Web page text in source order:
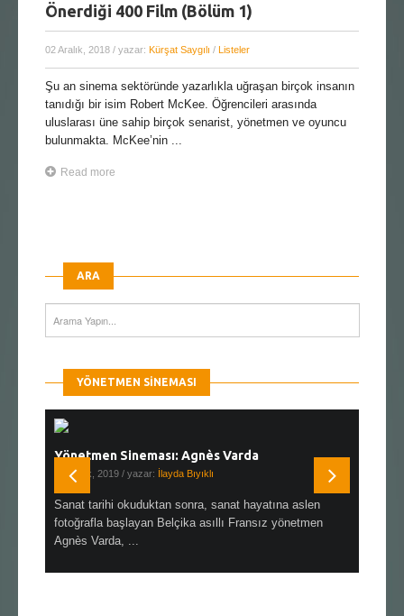
Önerdiği 400 Film (Bölüm 1)
02 Aralık, 2018 / yazar: Kürşat Saygılı / Listeler
Şu an sinema sektöründe yazarlıkla uğraşan birçok insanın
tanıdığı bir isim Robert McKee. Öğrencileri arasında
uluslarası üne sahip birçok senarist, yönetmen ve oyuncu
bulunmakta. McKee’nin ...
Read more
ARA
YÖNETMEN SINEMASI
Yönetmen Sineması: Agnès Varda
19 Ocak, 2019 / yazar: İlayda Bıyıklı
Sanat tarihi okuduktan sonra, sanat hayatına aslen
fotoğrafla başlayan Belçika asıllı Fransız yönetmen
Agnès Varda, ...